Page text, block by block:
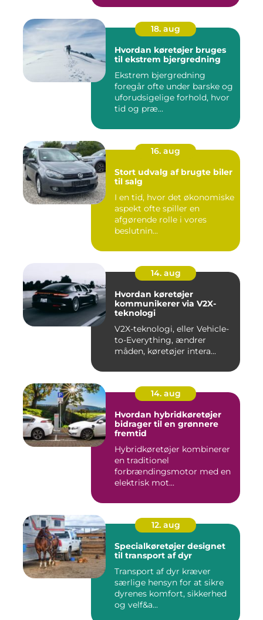
18. aug
Hvordan køretøjer bruges
til ekstrem bjergredning
Ekstrem bjergredning
foregår ofte under barske og
uforudsigelige forhold, hvor
tid og præ...
16. aug
Stort udvalg af brugte biler
til salg
I en tid, hvor det økonomiske
aspekt ofte spiller en
afgørende rolle i vores
beslutnin...
14. aug
Hvordan køretøjer
kommunikerer via V2X-
teknologi
V2X-teknologi, eller Vehicle-
to-Everything, ændrer
måden, køretøjer intera...
14. aug
Hvordan hybridkøretøjer
bidrager til en grønnere
fremtid
Hybridkøretøjer kombinerer
en traditionel
forbrændingsmotor med en
elektrisk mot...
12. aug
Specialkøretøjer designet
til transport af dyr
Transport af dyr kræver
særlige hensyn for at sikre
dyrenes komfort, sikkerhed
og velf&a...